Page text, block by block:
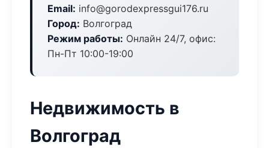
Email: info@gorodexpressgui176.ru
Город: Волгоград
Режим работы: Онлайн 24/7, офис:
Пн-Пт 10:00-19:00
Недвижимость в
Волгоград